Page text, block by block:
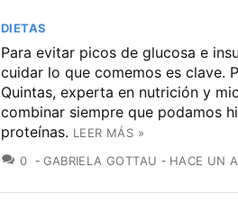
DIETAS
Para evitar picos de glucosa e
cuidar lo que comemos es clave.
Quintas, experta en nutrición y
combinar siempre que podamos
proteínas. LEER MÁS »
0 COMENTARIOS
GABRIELA GOTTAU HACE UN